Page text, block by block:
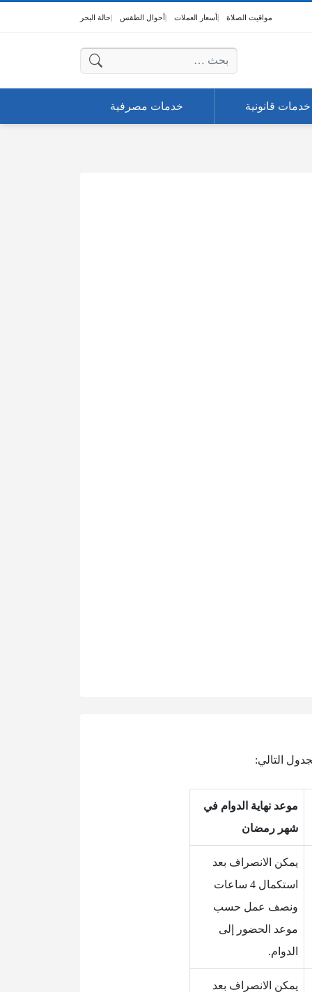
مواقيت الصلاة أسعار العملات أحوال الطقس حالة البحر
البحث عن:
خدمات قانونية خدمات مصرفية
موعد نهاية الدوام في
شهر رمضان
يمكن الانصراف بعد
استكمال 4 ساعات
ونصف عمل حسب
موعد الحضور إلى
الدوام.
يمكن الانصراف بعد